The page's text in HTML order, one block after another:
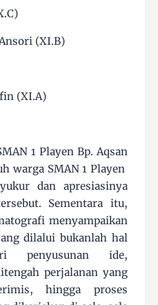
(XI.B)
(XI.A)
1 Playen Bp. Aqsan
warga SMAN 1 Playen
dan apresiasinya
Sementara itu,
menyampaikan
dilalui bukanlah hal
penyusunan ide,
perjalanan yang
hingga proses